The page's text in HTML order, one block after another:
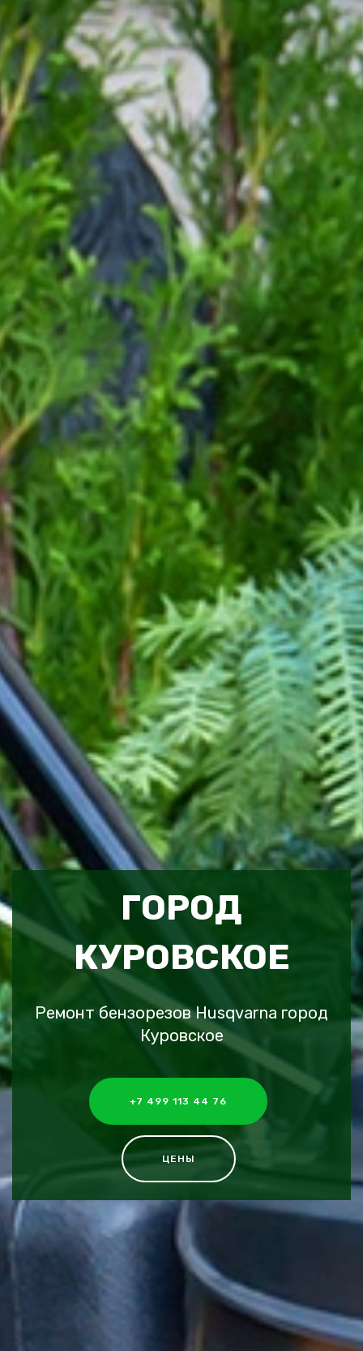
ГОРОД
КУРОВСКОЕ
Ремонт бензорезов Husqvarna город
Куровское
+7 499 113 44 76
ЦЕНЫ